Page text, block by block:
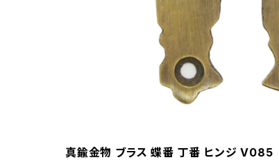
真鍮金物 ブラス 蝶番 丁番 ヒンジ V085